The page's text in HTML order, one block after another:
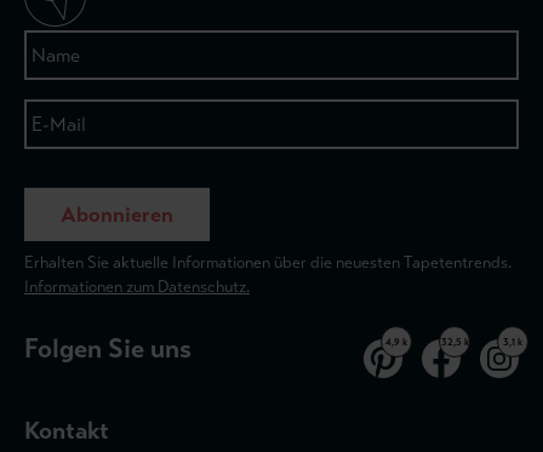
Abonnieren
Erhalten Sie aktuelle Informationen über die neuesten Tapetentrends.
Informationen zum Datenschutz.
Folgen Sie uns 4,9 k 32,5 k 3,1 k
Kontakt